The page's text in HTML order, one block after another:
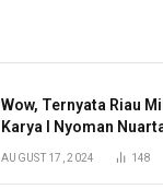
Wow, Ternyata Riau
Karya I Nyoman
AUGUST 17, 2024 148